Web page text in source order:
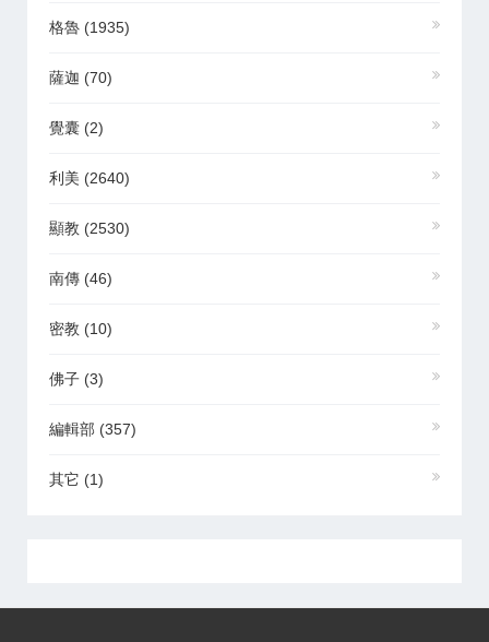
格魯 (1935)
薩迦 (70)
覺囊 (2)
利美 (2640)
顯教 (2530)
南傳 (46)
密教 (10)
佛子 (3)
編輯部 (357)
其它 (1)